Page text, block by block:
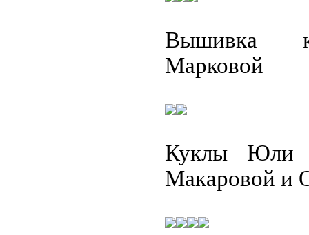
Вышивка
Марковой
Куклы Юли
Макаровой и